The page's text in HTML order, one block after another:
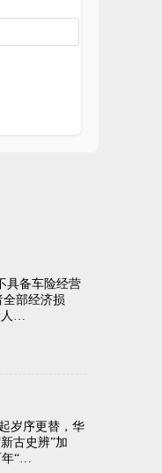
具备车险经营
部经济损
…
岁序更替，华
古史辨”加
“…